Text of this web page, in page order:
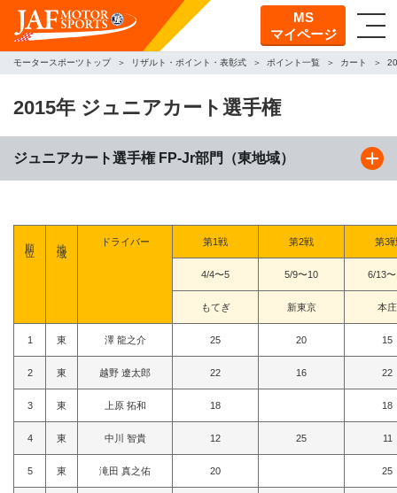
MS
マイページ
モータースポーツトップ リザルト・ポイント・表彰式 ポイント一覧 カート
2015年 ジュニアカート選手権
ジュニアカート選手権 FP-Jr部門（東地域）
ドライバー 第1戦 第2戦 第3
4/4〜5 5/9〜10 6/13
もてぎ 新東京 本庄
1 東 澤 龍之介 25 20 15
2 東 越野 遼太郎 22 16 22
3 東 上原 拓和 18 18
4 東 中川 智貴 12 25 11
5 東 滝田 真之佑 20 25